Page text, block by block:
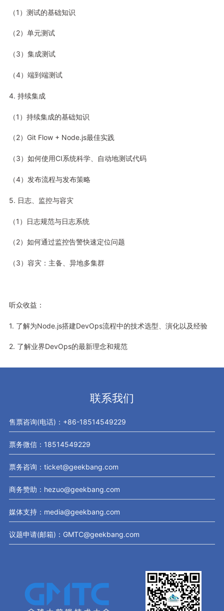
（1）测试的基础知识
（2）单元测试
（3）集成测试
（4）端到端测试
4. 持续集成
（1）持续集成的基础知识
（2）Git Flow + Node.js最佳实践
（3）如何使用CI系统科学、自动地测试代码
（4）发布流程与发布策略
5. 日志、监控与容灾
（1）日志规范与日志系统
（2）如何通过监控告警快速定位问题
（3）容灾：主备、异地多集群
听众收益：
1. 了解为Node.js搭建DevOps流程中的技术选型、演化以及经验
2. 了解业界DevOps的最新理念和规范
联系我们
售票咨询(电话)：+86-18514549229
票务微信：18514549229
票务咨询：ticket@geekbang.com
商务赞助：hezuo@geekbang.com
媒体支持：media@geekbang.com
议题申请(邮箱)：GMTC@geekbang.com